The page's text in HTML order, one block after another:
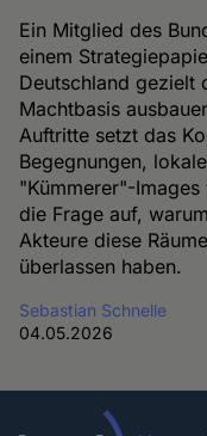
Ein Mitglied des
einem
Deutschland gezielt
Machtbasis
Auftritte setzt das
Begegnungen,
"Kümmerer"-
die Frage auf,
Akteure diese
überlassen haben.
Sebastian Schnelle
04.05.2026